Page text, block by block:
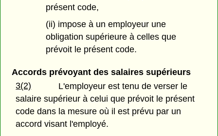
présent code,
(ii) impose à un employeur une
obligation supérieure à celles que
prévoit le présent code.
Accords prévoyant des salaires supérieurs
3(2)
L'employeur est tenu de verser le
salaire supérieur à celui que prévoit le présent
code dans la mesure où il est prévu par un
accord visant l'employé.